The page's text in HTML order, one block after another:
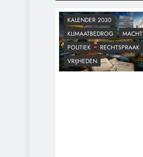
KALENDER 2030
KLIMAATBEDROG
MACHT
POLITIEK
RECHTSPRAAK
VRIJHEDEN